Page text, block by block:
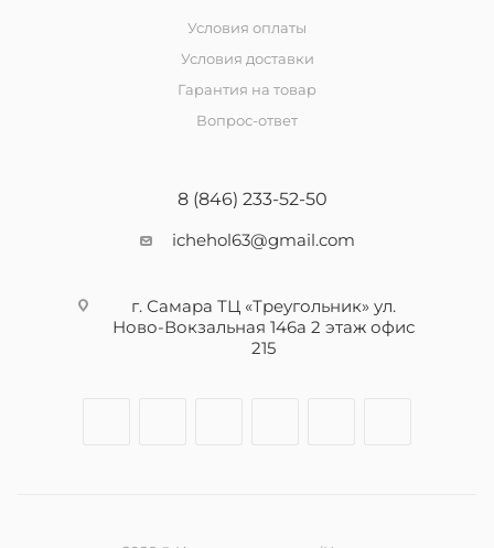
Условия оплаты
Условия доставки
Гарантия на товар
Вопрос-ответ
8 (846) 233-52-50
ichehol63@gmail.com
г. Самара ТЦ «Треугольник» ул.
Ново-Вокзальная 146а 2 этаж офис
215